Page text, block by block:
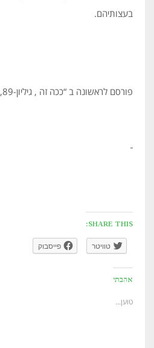
בעצותיהם.
פורסם לראשונה ב “ככה זה , גיליון-89, גיליון-90”
SHARE THIS:
טוויטר פייסבוק
אהבתי
טוען...